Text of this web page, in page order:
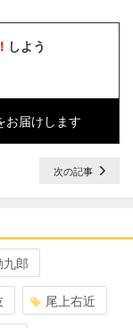
しよう
届けします
次の記事
郎
尾上右近